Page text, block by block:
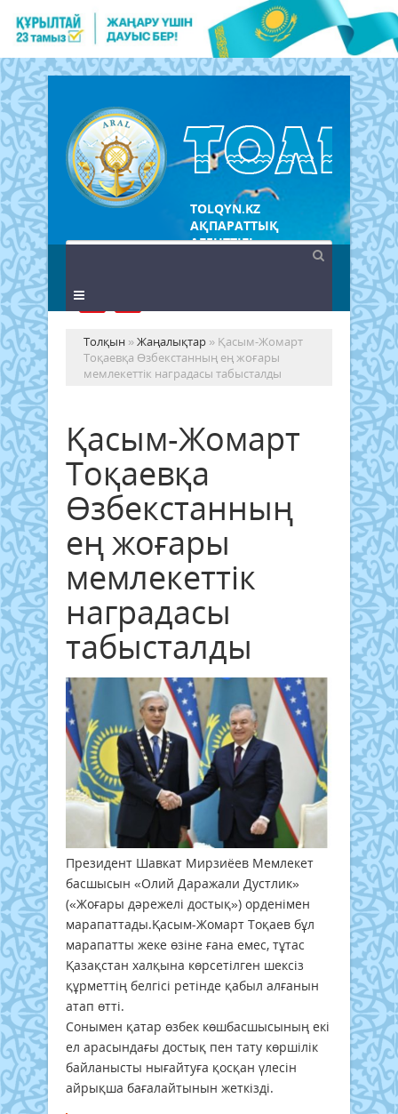
TOLQYN.KZ
АҚПАРАТТЫҚ
АГЕНТТІГІ
Толқын »Жаңалықтар » Қасым-Жомарт
Тоқаевқа Өзбекстанның ең жоғары
мемлекеттік наградасы табысталды
Қасым-Жомарт
Тоқаевқа
Өзбекстанның
ең жоғары
мемлекеттік
наградасы
табысталды
Президент Шавкат Мирзиёев Мемлекет
басшысын «Олий Даражали Дустлик»
(«Жоғары дәрежелі достық») орденімен
марапаттады.Қасым-Жомарт Тоқаев бұл
марапатты жеке өзіне ғана емес, тұтас
Қазақстан халқына көрсетілген шексіз
құрметтің белгісі ретінде қабыл алғанын
атап өтті.
Сонымен қатар өзбек көшбасшысының екі
ел арасындағы достық пен тату көршілік
байланысты нығайтуға қосқан үлесін
айрықша бағалайтынын жеткізді.